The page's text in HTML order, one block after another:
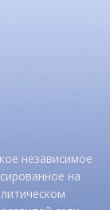
независимое
на